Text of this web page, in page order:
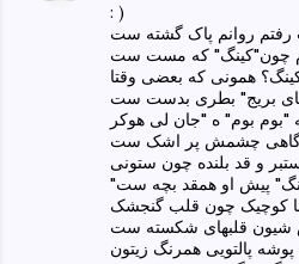
: )
روانم پاک گشته ست
چون"کینگ" که مست ست
همونی که بعضی وقتا
بریج" بطری بدست ست
گاهی چشمش پر اشک ست
و قد بلنده چون ستونی
پیش او همقد بچه ست
کوچیک چون قلب گنجشک
قلبهای شکسته ست
پالتویی همرنگ زیتون